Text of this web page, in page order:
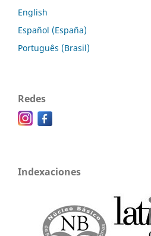
English
Español (España)
Português (Brasil)
Redes
Indexaciones